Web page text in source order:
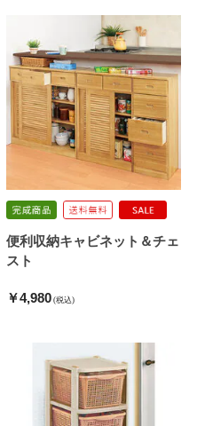
便利収納キャビネット＆チェ
スト
￥4,980 (税込)